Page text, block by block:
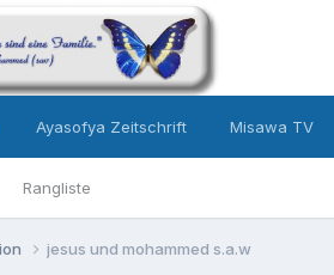
Rangliste
Ayasofya Zeitschrift Misawa TV
jesus und mohammed s.a.w